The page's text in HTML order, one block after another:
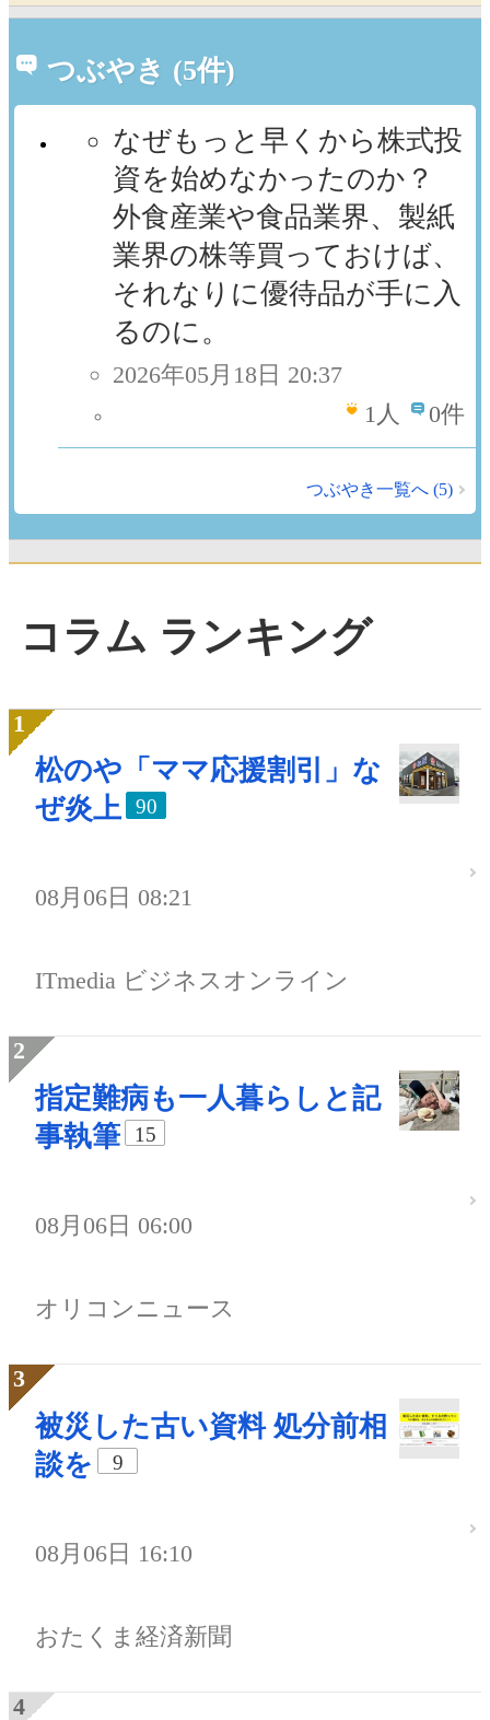
つぶやき (5件)
なぜもっと早くから株式投
資を始めなかったのか？
外食産業や食品業界、製紙
業界の株等買っておけば、
それなりに優待品が手に入
るのに。
2026年05月18日 20:37
1 人 0件
つぶやき一覧へ (5)
コラム ランキング
松のや「ママ応援割引」な
ぜ炎上
90
08月06日 08:21
ITmedia ビジネスオンライン
指定難病も一人暮らしと記
事執筆
15
08月06日 06:00
オリコンニュース
被災した古い資料 処分前相
談を
9
08月06日 16:10
おたくま経済新聞